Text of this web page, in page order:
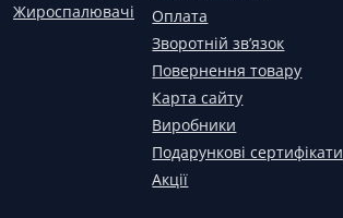
Жироспалювачі
Оплата
Зворотній зв’язок
Повернення товару
Карта сайту
Виробники
Подарункові сертифікати
Акції